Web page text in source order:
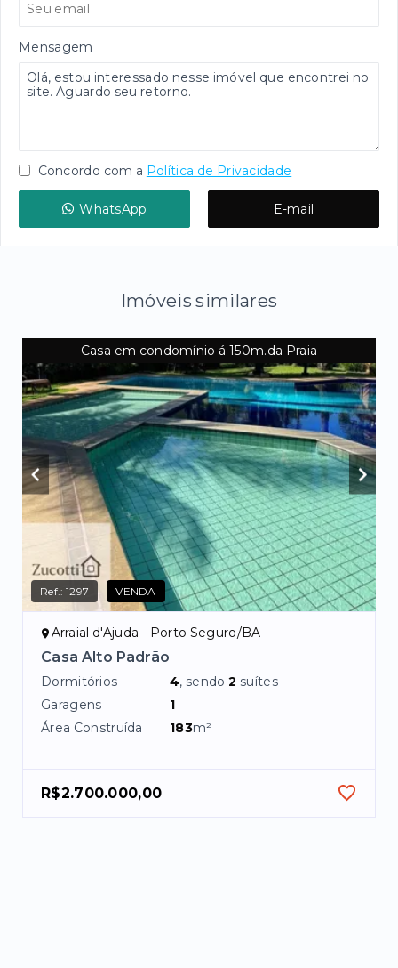
Mensagem
Concordo com a Política de Privacidade
WhatsApp E-mail
Imóveis similares
Casa em condomínio á 150m.da Praia
Ref.:1297 VENDA
Arraial d'Ajuda - Porto Seguro/BA
Casa Alto Padrão
Dormitórios 4, sendo2 suítes
Garagens
1
Área Construída
183m²
R$2.700.000,00